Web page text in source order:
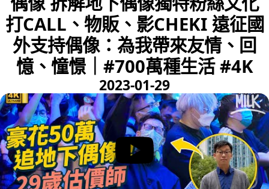
打CALL、物販、影CHEKI 遠征國
外支持偶像：為我帶來友情、回
憶、憧憬｜#700萬種生活 #4K
2023-01-29